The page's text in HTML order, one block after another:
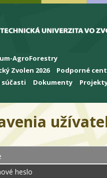
obsah
AgroForestry
Zvolen 2026
Podporné
súčasti
Dokumenty
karty
heslo